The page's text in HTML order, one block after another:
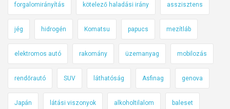
forgalomirányítás kötelező haladási irány asszisztens
jég hidrogén Komatsu papucs mezítláb
elektromos autó rakomány üzemanyag mobilozás
rendőrautó SUV láthatóság Asfinag genova
Japán látási viszonyok alkoholtilalom baleset